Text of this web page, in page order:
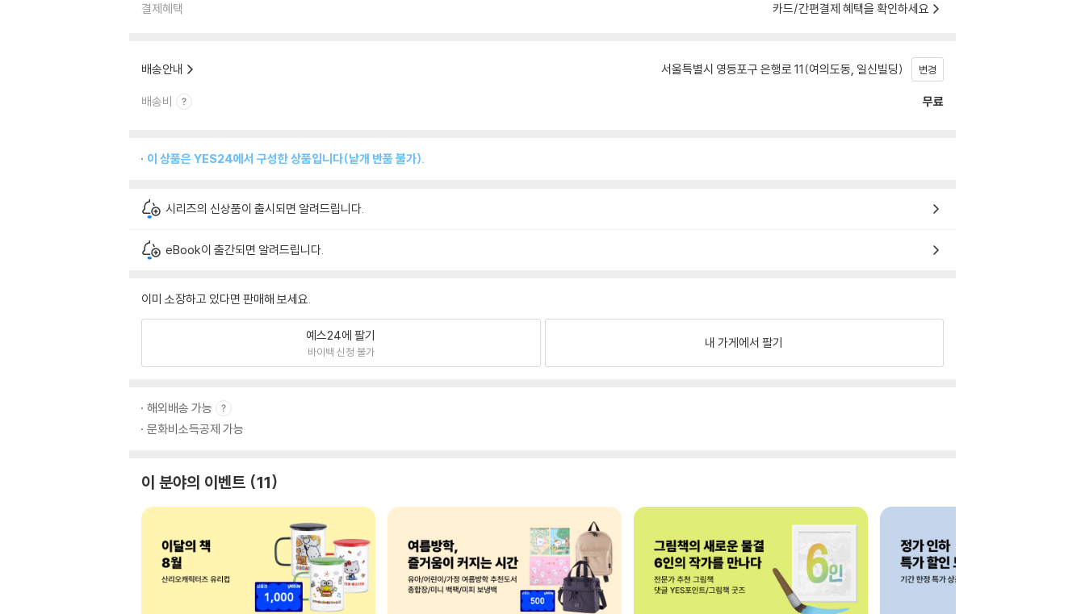
결제혜택 카드/간편결제 혜택을 확인하세요
배송안내 서울특별시 영등포구 은행로 11(여의도동, 일신빌딩) 변경
배송비 무료
이 상품은 YES24에서 구성한 상품입니다(낱개 반품 불가).
시리즈의 신상품이 출시되면 알려드립니다.
eBook이 출간되면 알려드립니다.
이미 소장하고 있다면 판매해 보세요.
예스24에 팔기
바이백 신청 불가
내 가게에서 팔기
해외배송 가능
문화비소득공제 가능
이 분야의 이벤트 11